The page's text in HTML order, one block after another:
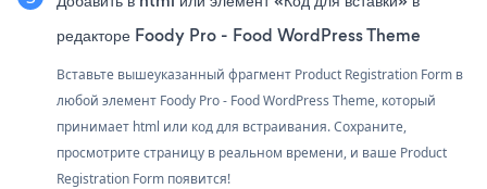
редакторе Foody Pro - Food WordPress Theme
Вставьте вышеуказанный фрагмент Product Registration Form в
любой элемент Foody Pro - Food WordPress Theme, который
принимает html или код для встраивания. Сохраните,
просмотрите страницу в реальном времени, и ваше Product
Registration Form появится!